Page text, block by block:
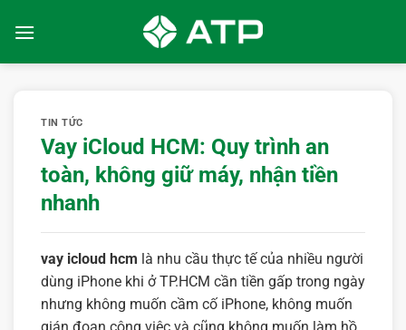
qua
TIN TỨC
Vay iCloud HCM: Quy trình an
toàn, không giữ máy, nhận tiền
nhanh
vay icloud hcm là nhu cầu thực tế của nhiều người
dùng iPhone khi ở TP.HCM cần tiền gấp trong ngày
nhưng không muốn cầm cố iPhone, không muốn
gián đoạn công việc và cũng không muốn làm hồ